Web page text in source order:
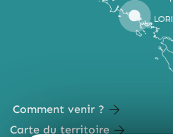
Comment venir ?
Carte du territoire